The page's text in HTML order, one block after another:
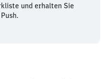
und erhalten Sie